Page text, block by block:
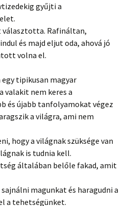
gyűjti a
választotta. Rafináltan,
és majd eljut oda, ahová jó
volna el.
tipikusan magyar
valakit nem keres a
és újabb tanfolyamokat végez
a világra, ami nem
hogy a világnak szüksége van
is tudnia kell.
általában belőle fakad, amit
magunkat és haragudni a
a tehetségünket.